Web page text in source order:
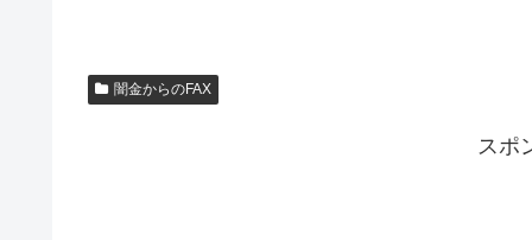
闇金からのFAX
スポ